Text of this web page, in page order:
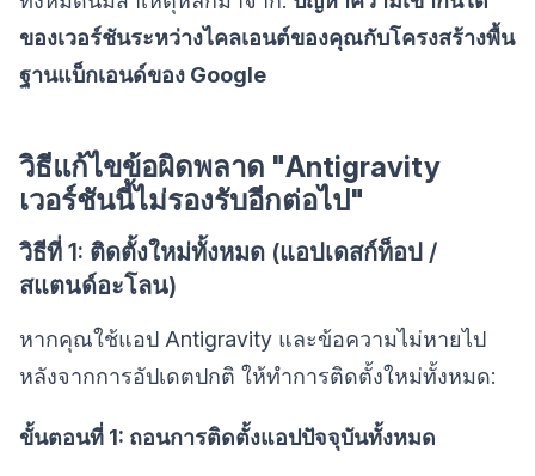
ของเวอร์ชันระหว่างไคลเอนต์ของคุณกับโครงสร้างพื้น
ฐานแบ็กเอนด์ของ Google
วิธีแก้ไขข้อผิดพลาด "Antigravity
เวอร์ชันนี้ไม่รองรับอีกต่อไป"
วิธีที่ 1: ติดตั้งใหม่ทั้งหมด (แอปเดสก์ท็อป /
สแตนด์อะโลน)
หากคุณใช้แอป Antigravity และข้อความไม่หายไป
หลังจากการอัปเดตปกติ ให้ทำการติดตั้งใหม่ทั้งหมด:
ขั้นตอนที่ 1: ถอนการติดตั้งแอปปัจจุบันทั้งหมด